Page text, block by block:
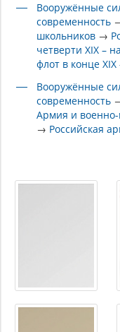
Вооружённые
современность
школьников →
четверти XIX –
флот в конце XIX
Вооружённые
современность
Армия и
→ Российская